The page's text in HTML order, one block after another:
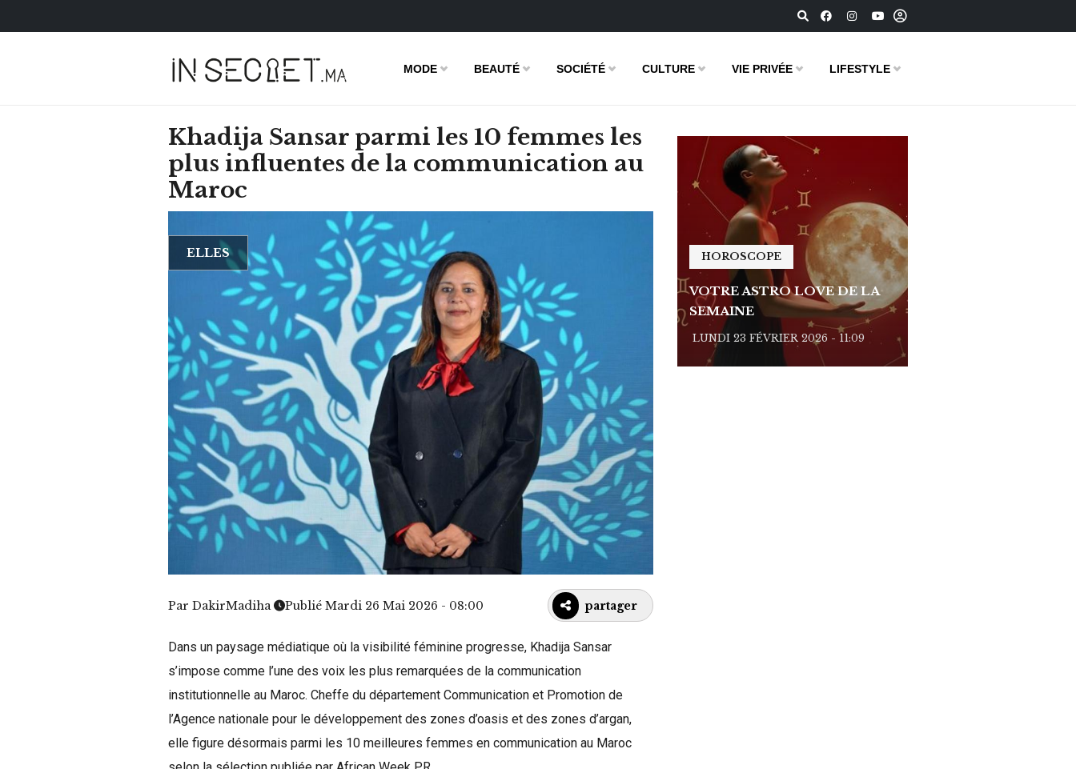
MODE BEAUTÉ SOCIÉTÉ CULTURE VIE PRIVÉE LIFESTYLE
Khadija Sansar parmi les 10 femmes les
plus influentes de la communication au
Maroc
ELLES
ParDakirMadiha Publié Mardi 26 Mai 2026 - 08:00 partager
Dans un paysage médiatique où la visibilité féminine progresse, Khadija Sansar
s’impose comme l’une des voix les plus remarquées de la communication
institutionnelle au Maroc. Cheffe du département Communication et Promotion de
l’Agence nationale pour le développement des zones d’oasis et des zones d’argan,
elle figure désormais parmi les 10 meilleures femmes en communication au Maroc
HOROSCOPE
VOTRE ASTRO LOVE DE LA
SEMAINE
LUNDI 23 FÉVRIER 2026 - 11:09
HOROSCOPE
VOTRE ASTRO LOVE DE LA
SEMAINE
LUNDI 23 FÉVRIER 2026 - 11:09
HOROSCOPE
VOTRE ASTRO LOVE DE LA
SEMAINE
LUNDI 23 FÉVRIER 2026 - 11:09